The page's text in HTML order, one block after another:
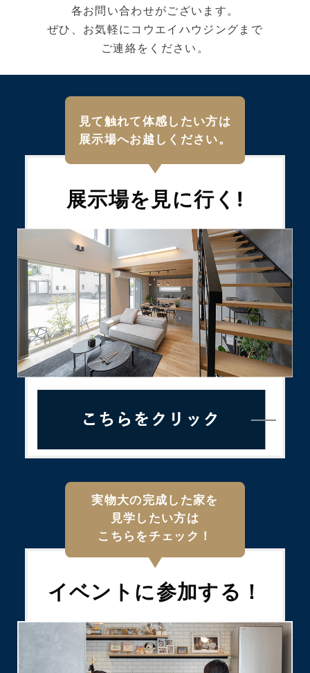
各お問い合わせがございます。
ぜひ、お気軽にコウエイハウジングまで
ご連絡をください。
見て触れて体感したい方は
展示場へお越しください。
展示場を 見に行く!
実物大の完成した家を
見学したい方は
こちらをチェック！
イベントに参加する！